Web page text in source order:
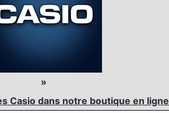
»
Casio dans notre boutique en ligne